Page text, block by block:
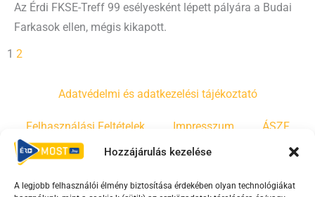
Hozzájárulás kezelése
A legjobb felhasználói élmény biztosítása érdekében olyan technológiákat
Az Érdi FKSE-Treff 99 esélyesként lépett pályára a Budai
Farkasok ellen, mégis kikapott.
1 2
Adatvédelmi és adatkezelési tájékoztató
Felhasználási Feltételek Impresszum ÁSZF
Irányelvek Moderálási szabályzat